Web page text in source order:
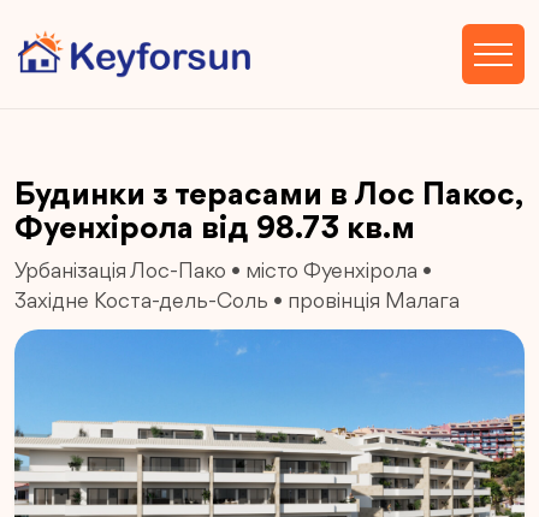
Будинки з терасами в Лос Пакос,
Фуенхірола від 98.73 кв.м
Урбанізація Лос-Пако • місто Фуенхірола •
Західне Коста-дель-Соль • провінція Малага